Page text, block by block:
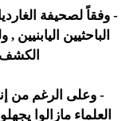
الباحثيين
العلماء مازالوا